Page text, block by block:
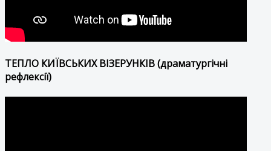
ТЕПЛО КИЇВСЬКИХ ВІЗЕРУНКІВ (драматургічні
рефлексії)